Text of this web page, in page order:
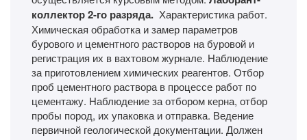
коллектор 2-го разряда. Характеристика работ.
Химическая обработка и замер параметров
бурового и цементного растворов на буровой и
регистрация их в вахтовом журнале. Наблюдение
за приготовлением химических реагентов. Отбор
проб цементного раствора в процессе работ по
цементажу. Наблюдение за отбором керна, отбор
пробы пород, их упаковка и отправка. Ведение
первичной геологической документации. Должен